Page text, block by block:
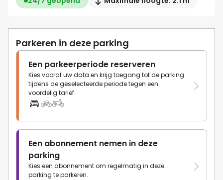
Parkeren in deze parking
Een parkeerperiode reserveren
Kies vooraf uw data en krijg toegang tot de parking
tijdens de geselecteerde periode tegen een
voordelig tarief.
Een abonnement nemen in deze
parking
Kies een abonnement om regelmatig in deze
parking te parkeren.